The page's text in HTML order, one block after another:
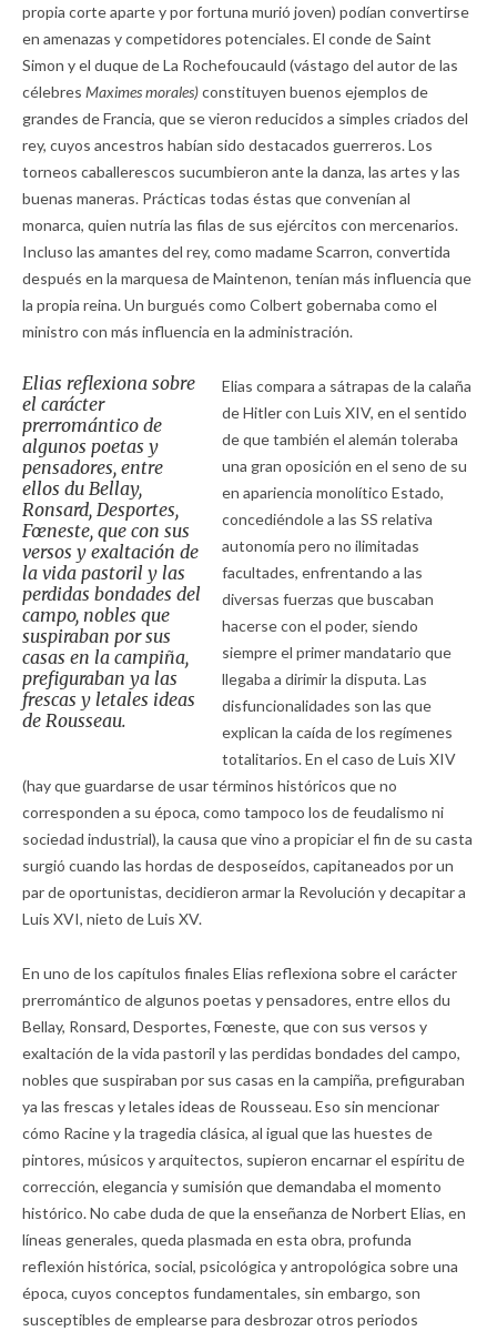
propia corte aparte y por fortuna murió joven) podían convertirse
en amenazas y competidores potenciales. El conde de Saint
Simon y el duque de La Rochefoucauld (vástago del autor de las
célebres Maximes morales)constituyen buenos ejemplos de
grandes de Francia, que se vieron reducidos a simples criados del
rey, cuyos ancestros habían sido destacados guerreros. Los
torneos caballerescos sucumbieron ante la danza, las artes y las
buenas maneras. Prácticas todas éstas que convenían al
monarca, quien nutría las filas de sus ejércitos con mercenarios.
Incluso las amantes del rey, como madame Scarron, convertida
después en la marquesa de Maintenon, tenían más influencia que
la propia reina. Un burgués como Colbert gobernaba como el
ministro con más influencia en la administración.
Elias reflexiona sobre
el carácter
prerromántico de
algunos poetas y
pensadores, entre
ellos du Bellay,
Ronsard, Desportes,
Fœneste, que con sus
versos y exaltación de
la vida pastoril y las
perdidas bondades del
campo, nobles que
suspiraban por sus
casas en la campiña,
prefiguraban ya las
frescas y letales ideas
de Rousseau.
Elias compara a sátrapas de la calaña
de Hitler con Luis XIV, en el sentido
de que también el alemán toleraba
una gran oposición en el seno de su
en apariencia monolítico Estado,
concediéndole a las SS relativa
autonomía pero no ilimitadas
facultades, enfrentando a las
diversas fuerzas que buscaban
hacerse con el poder, siendo
siempre el primer mandatario que
llegaba a dirimir la disputa. Las
disfuncionalidades son las que
explican la caída de los regímenes
totalitarios. En el caso de Luis XIV
(hay que guardarse de usar términos históricos que no
corresponden a su época, como tampoco los de feudalismo ni
sociedad industrial), la causa que vino a propiciar el fin de su casta
surgió cuando las hordas de desposeídos, capitaneados por un
par de oportunistas, decidieron armar la Revolución y decapitar a
Luis XVI, nieto de Luis XV.
En uno de los capítulos finales Elias reflexiona sobre el carácter
prerromántico de algunos poetas y pensadores, entre ellos du
Bellay, Ronsard, Desportes, Fœneste, que con sus versos y
exaltación de la vida pastoril y las perdidas bondades del campo,
nobles que suspiraban por sus casas en la campiña, prefiguraban
ya las frescas y letales ideas de Rousseau. Eso sin mencionar
cómo Racine y la tragedia clásica, al igual que las huestes de
pintores, músicos y arquitectos, supieron encarnar el espíritu de
corrección, elegancia y sumisión que demandaba el momento
histórico. No cabe duda de que la enseñanza de Norbert Elias, en
líneas generales, queda plasmada en esta obra, profunda
reflexión histórica, social, psicológica y antropológica sobre una
época, cuyos conceptos fundamentales, sin embargo, son
susceptibles de emplearse para desbrozar otros periodos